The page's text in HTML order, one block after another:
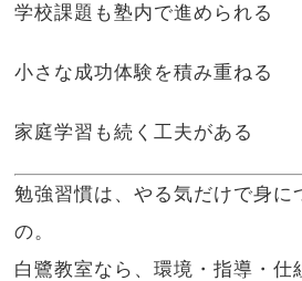
学校課題も塾内で進められる
小さな成功体験を積み重ねる
家庭学習も続く工夫がある
勉強習慣は、やる気だけで身に
の。
白鷺教室なら、環境・指導・仕